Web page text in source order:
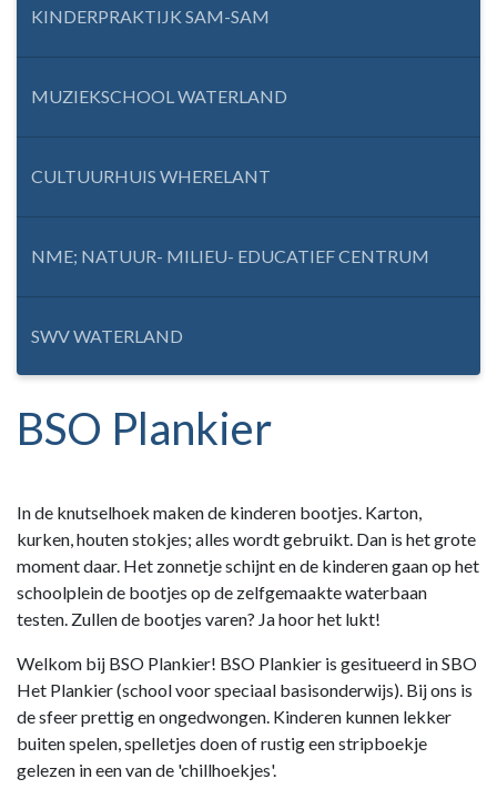
KINDERPRAKTIJK SAM-SAM
MUZIEKSCHOOL WATERLAND
CULTUURHUIS WHERELANT
NME; NATUUR- MILIEU- EDUCATIEF CENTRUM
SWV WATERLAND
BSO Plankier
In de knutselhoek maken de kinderen bootjes. Karton,
kurken, houten stokjes; alles wordt gebruikt. Dan is het grote
moment daar. Het zonnetje schijnt en de kinderen gaan op het
schoolplein de bootjes op de zelfgemaakte waterbaan
testen. Zullen de bootjes varen? Ja hoor het lukt!
Welkom bij BSO Plankier! BSO Plankier is gesitueerd in SBO
Het Plankier (school voor speciaal basisonderwijs). Bij ons is
de sfeer prettig en ongedwongen. Kinderen kunnen lekker
buiten spelen, spelletjes doen of rustig een stripboekje
gelezen in een van de 'chillhoekjes'.